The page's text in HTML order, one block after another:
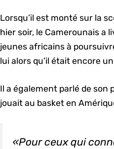
Lorsqu’il est monté sur la
hier soir, le Camerounais a
jeunes africains à
lui alors qu’il était encore un
Il a également parlé de son
jouait au basket en
«Pour ceux qui